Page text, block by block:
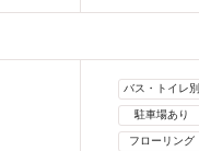
バス・トイレ別
駐車場あり
フローリング